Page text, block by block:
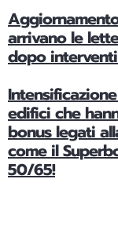
arrivano le
dopo
edifici che
bonus legati
come il
50/65!